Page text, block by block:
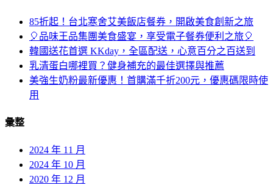
85折起！台北寒舍艾美飯店餐券，開啟美食創新之旅
🎈品味王品集團美食盛宴，享受電子餐券便利之旅🎈
韓國送花首選 KKday，全區配送，心意百分之百送到
乳清蛋白哪裡買？健身補充的最佳選擇與推薦
美強生奶粉最新優惠！首購滿千折200元，優惠碼限時使
用
彙整
2024 年 11 月
2024 年 10 月
2020 年 12 月